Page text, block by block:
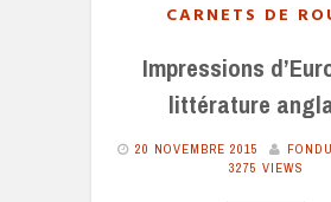
CARNETS DE
Impressions
littérature
20 NOVEMBRE 2015
3275 VIEWS